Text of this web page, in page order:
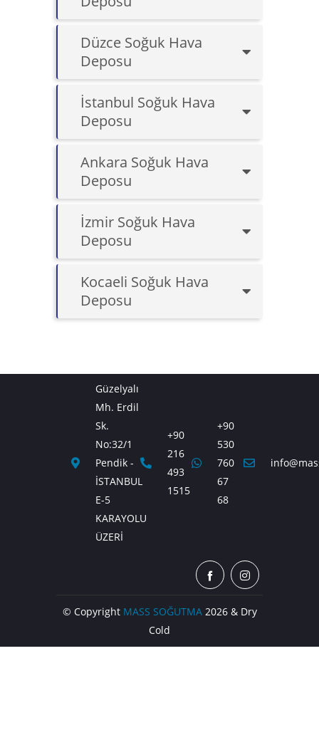
Düzce Soğuk Hava
Deposu
İstanbul Soğuk Hava
Deposu
Ankara Soğuk Hava
Deposu
İzmir Soğuk Hava
Deposu
Kocaeli Soğuk Hava
Deposu
Güzelyalı
Mh. Erdil
Sk.
No:32/1
Pendik -
İSTANBUL
E-5
KARAYOLU
ÜZERİ
+90
216
493
1515
+90
530
760
67
68
© CopyrightMASS SOĞUTMA2026 & Dry
Cold